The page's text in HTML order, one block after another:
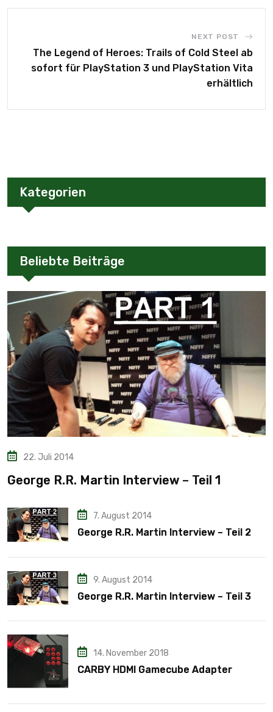
NEXT POST
The Legend of Heroes: Trails of Cold Steel ab
sofort für PlayStation 3 und PlayStation Vita
erhältlich
Kategorien
Beliebte Beiträge
22. Juli 2014
George R.R. Martin Interview – Teil 1
7. August 2014
George R.R. Martin Interview – Teil 2
9. August 2014
George R.R. Martin Interview – Teil 3
14. November 2018
CARBY HDMI Gamecube Adapter